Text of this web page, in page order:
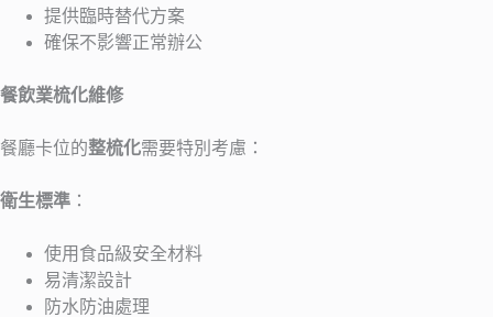
提供臨時替代方案
確保不影響正常辦公
餐飲業梳化維修
餐廳卡位的整梳化需要特別考慮：
衛生標準 ：
使用食品級安全材料
易清潔設計
防水防油處理